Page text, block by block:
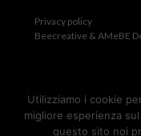
Privacy policy
Beecreative & AMeBE
Utilizziamo i cookie
migliore esperienza
questo sito noi